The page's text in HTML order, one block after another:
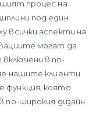
процес на
под един
всички аспекти на
могат да
в по-
нашите клиенти
функция, която
по-широкия дизайн